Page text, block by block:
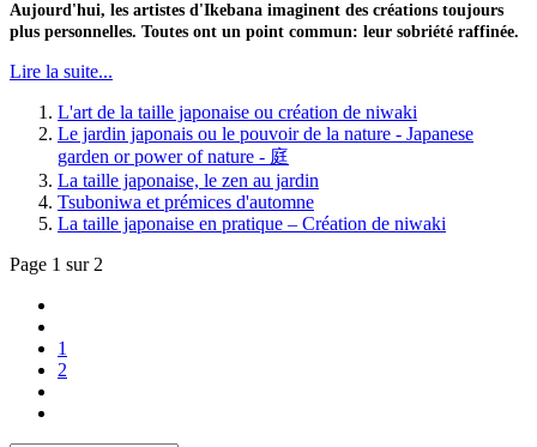
Aujourd'hui, les artistes d'Ikebana imaginent des créations toujours
plus personnelles. Toutes ont un point commun: leur sobriété raffinée.
Lire la suite...
L'art de la taille japonaise ou création de niwaki
Le jardin japonais ou le pouvoir de la nature - Japanese
garden or power of nature - 庭
La taille japonaise, le zen au jardin
Tsuboniwa et prémices d'automne
La taille japonaise en pratique – Création de niwaki
Page 1 sur 2
1
2